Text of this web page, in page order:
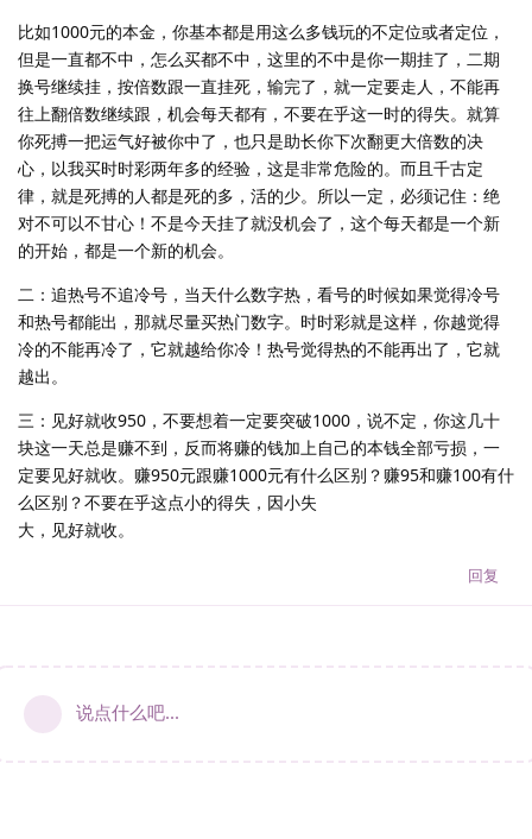
比如1000元的本金，你基本都是用这么多钱玩的不定位或者定位，
但是一直都不中，怎么买都不中，这里的不中是你一期挂了，二期
换号继续挂，按倍数跟一直挂死，输完了，就一定要走人，不能再
往上翻倍数继续跟，机会每天都有，不要在乎这一时的得失。就算
你死搏一把运气好被你中了，也只是助长你下次翻更大倍数的决
心，以我买时时彩两年多的经验，这是非常危险的。而且千古定
律，就是死搏的人都是死的多，活的少。所以一定，必须记住：绝
对不可以不甘心！不是今天挂了就没机会了，这个每天都是一个新
的开始，都是一个新的机会。
二：追热号不追冷号，当天什么数字热，看号的时候如果觉得冷号
和热号都能出，那就尽量买热门数字。时时彩就是这样，你越觉得
冷的不能再冷了，它就越给你冷！热号觉得热的不能再出了，它就
越出。
三：见好就收950，不要想着一定要突破1000，说不定，你这几十
块这一天总是赚不到，反而将赚的钱加上自己的本钱全部亏损，一
定要见好就收。赚950元跟赚1000元有什么区别？赚95和赚100有什
么区别？不要在乎这点小的得失，因小失
大，见好就收。
回复
说点什么吧...